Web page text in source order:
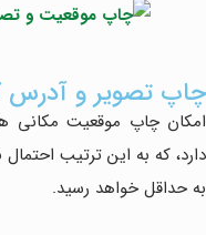
چاپ تصویر و آدرس
امکان چاپ موقعیت مکانی
دارد، که به این ترتیب
به حداقل خواهد رسید.